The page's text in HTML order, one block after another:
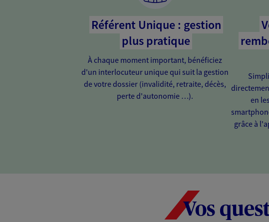
Référent Unique : gestion
plus pratique
À chaque moment important, bénéficiez
d'un interlocuteur unique qui suit la gestion
de votre dossier (invalidité, retraite, décès,
perte d'autonomie …).
en
grâce à
Vos